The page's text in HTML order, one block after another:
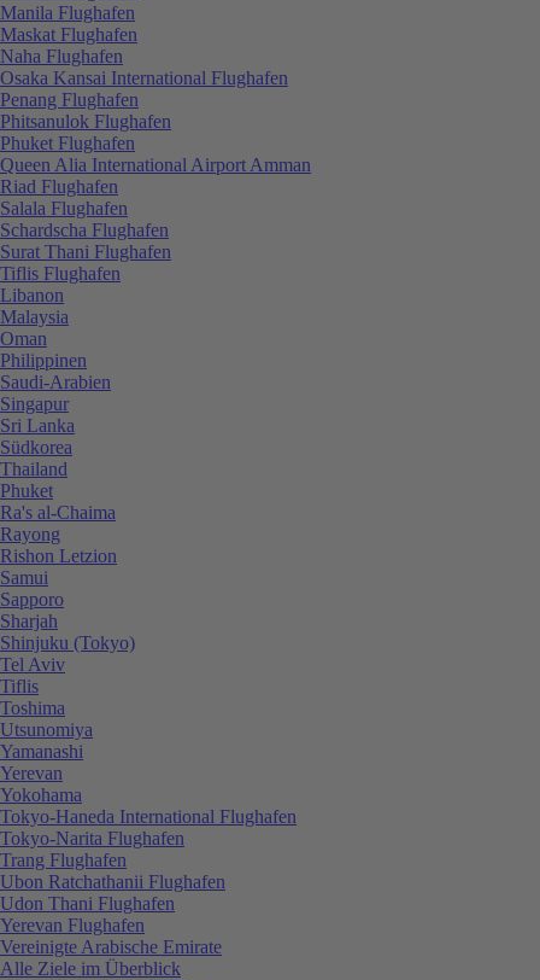
Manila Flughafen
Maskat Flughafen
Naha Flughafen
Osaka Kansai International Flughafen
Penang Flughafen
Phitsanulok Flughafen
Phuket Flughafen
Queen Alia International Airport Amman
Riad Flughafen
Salala Flughafen
Schardscha Flughafen
Surat Thani Flughafen
Tiflis Flughafen
Libanon
Malaysia
Oman
Philippinen
Saudi-Arabien
Singapur
Sri Lanka
Südkorea
Thailand
Phuket
Ra's al-Chaima
Rayong
Rishon Letzion
Samui
Sapporo
Sharjah
Shinjuku (Tokyo)
Tel Aviv
Tiflis
Toshima
Utsunomiya
Yamanashi
Yerevan
Yokohama
Tokyo-Haneda International Flughafen
Tokyo-Narita Flughafen
Trang Flughafen
Ubon Ratchathanii Flughafen
Udon Thani Flughafen
Yerevan Flughafen
Vereinigte Arabische Emirate
Alle Ziele im Überblick